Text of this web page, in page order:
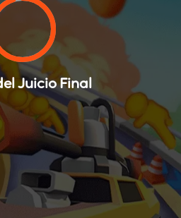
Juicio Final